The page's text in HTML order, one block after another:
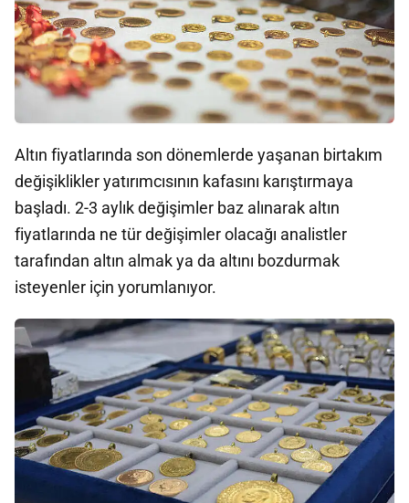
Altın fiyatlarında son dönemlerde yaşanan birtakım
değişiklikler yatırımcısının kafasını karıştırmaya
başladı. 2-3 aylık değişimler baz alınarak altın
fiyatlarında ne tür değişimler olacağı analistler
tarafından altın almak ya da altını bozdurmak
isteyenler için yorumlanıyor.